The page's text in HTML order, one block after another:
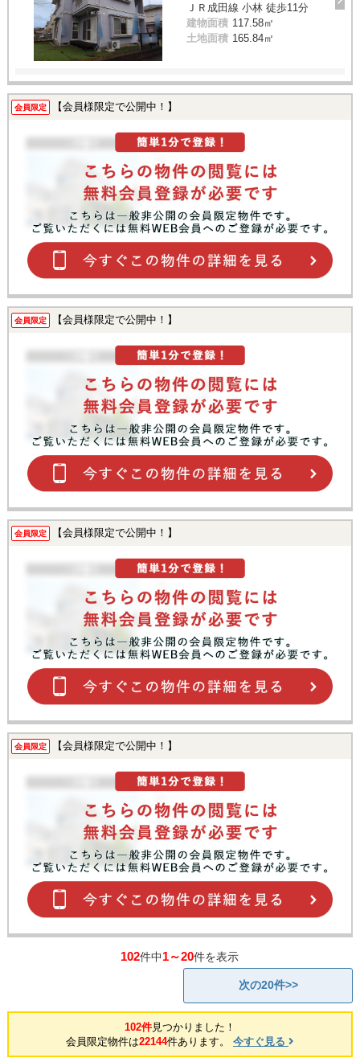
ＪＲ成田線 小林 徒歩11分
建物面積 117.58㎡
土地面積 165.84㎡
会員限定 【会員様限定で公開中！】
会員限定 【会員様限定で公開中！】
会員限定 【会員様限定で公開中！】
会員限定 【会員様限定で公開中！】
102件中1～20件を表示
次の20件>>
102件見つかりました！
会員限定物件は22144件あります。 今すぐ見る